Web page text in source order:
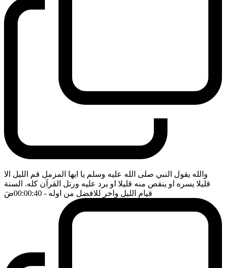
والله يقول النبي صلى الله عليه وسلم يا ايها المزمل قم الليل الا
قليلا يسره او ينقص منه قليلا او يرد عليه ورتل القرآن كله. السنة
قيام الليل واخر للافضل من اوله - 00:00:40 ضَ